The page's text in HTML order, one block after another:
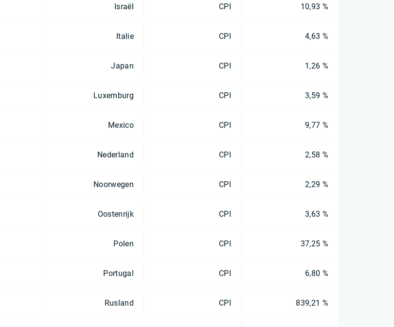
Israël CPI 10,93 %
Italie CPI 4,63 %
Japan CPI 1,26 %
Luxemburg CPI 3,59 %
Mexico CPI 9,77 %
Nederland CPI 2,58 %
Noorwegen CPI 2,29 %
Oostenrijk CPI 3,63 %
Polen CPI 37,25 %
Portugal CPI 6,80 %
Rusland CPI 839,21 %